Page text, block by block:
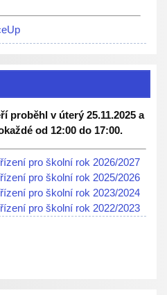
proběhl v úterý 25.11.2025 a
od 12:00 do 17:00.
pro školní rok 2026/2027
pro školní rok 2025/2026
pro školní rok 2023/2024
pro školní rok 2022/2023